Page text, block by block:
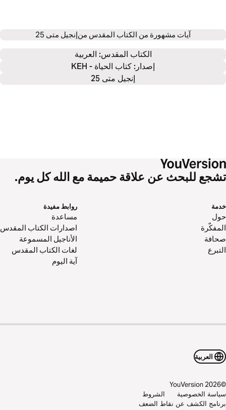
آيات مشهورة من الكتاب المقدس منإنجيل متى 25
الكتاب المقدس: العربية
إصدار: كتاب الحياة - KEH
إنجيل متى 25
تشجع للبحث عن علاقة حميمة مع الله كل يوم.
خدمة
حول‌
المفكّرة
صحافة
التبرع
روابط مفيدة
مساعدة
اصدارات الكتاب المقدس
الأناجيل المسموعة
لغات الكتاب المقدس
آية اليوم
العربية
©
2026
YouVersion
سياسة الخصوصية
الشروط
برنامج الكشف عن نقاط الضعف